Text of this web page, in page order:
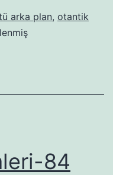
arka plan, otantik
84